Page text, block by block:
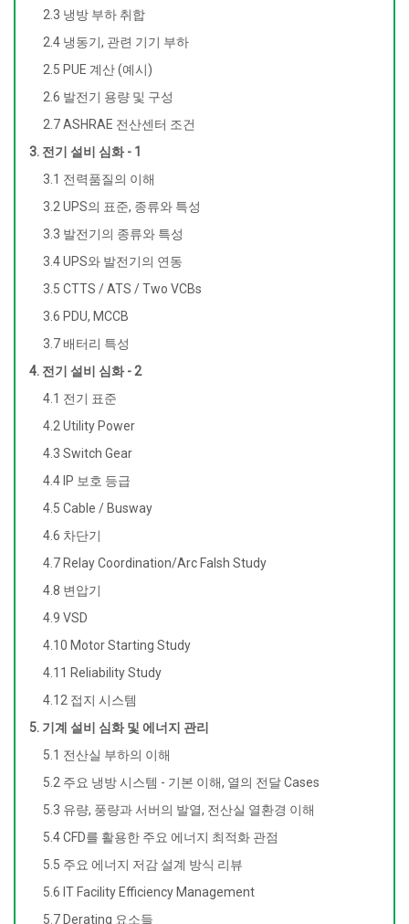
2.3 냉방 부하 취합
2.4 냉동기, 관련 기기 부하
2.5 PUE 계산 (예시)
2.6 발전기 용량 및 구성
2.7 ASHRAE 전산센터 조건
3. 전기 설비 심화 - 1
3.1 전력품질의 이해
3.2 UPS의 표준, 종류와 특성
3.3 발전기의 종류와 특성
3.4 UPS와 발전기의 연동
3.5 CTTS / ATS / Two VCBs
3.6 PDU, MCCB
3.7 배터리 특성
4. 전기 설비 심화 - 2
4.1 전기 표준
4.2 Utility Power
4.3 Switch Gear
4.4 IP 보호 등급
4.5 Cable / Busway
4.6 차단기
4.7 Relay Coordination/Arc Falsh Study
4.8 변압기
4.9 VSD
4.10 Motor Starting Study
4.11 Reliability Study
4.12 접지 시스템
5. 기계 설비 심화 및 에너지 관리
5.1 전산실 부하의 이해
5.2 주요 냉방 시스템 - 기본 이해, 열의 전달 Cases
5.3 유량, 풍량과 서버의 발열, 전산실 열환경 이해
5.4 CFD를 활용한 주요 에너지 최적화 관점
5.5 주요 에너지 저감 설계 방식 리뷰
5.6 IT Facility Efficiency Management
5.7 Derating 요소들